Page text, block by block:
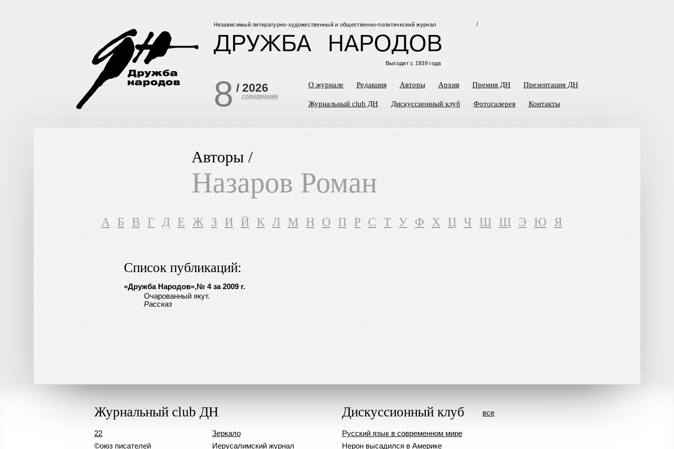
Независимый литературно-художественный и общественно-политический журнал
Выходит с 1939 года
/
8 / 2026
содержание
О журнале Редакция Авторы Архив Премия ДН Презентация ДН
Журнальный club ДН Дискуссионный клуб Фотогалерея Контакты
Авторы /
Назаров Роман
A Б В Г Д Е Ж З И Й К Л М Н О П Р С Т У Ф Х Ц Ч Ш Щ Э Ю Я
Список публикаций:
«Дружба Народов»,№ 4 за 2009 г.
Очарованный якут.
Рассказ
Журнальный club ДН
22
©оюз писателей
Зеркало
Иерусалимский журнал
Дискуссионный клуб
Русский язык в современном мире
Нерон высадился в Америке
все